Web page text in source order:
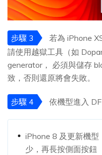
步驟 3
若為 iPhone
請使用越獄工具（如
generator， 必須與儲存
致，否則還原將會失敗。
步驟 4 依機型進入
iPhone 8 及更新機
少，再長按側面按鈕